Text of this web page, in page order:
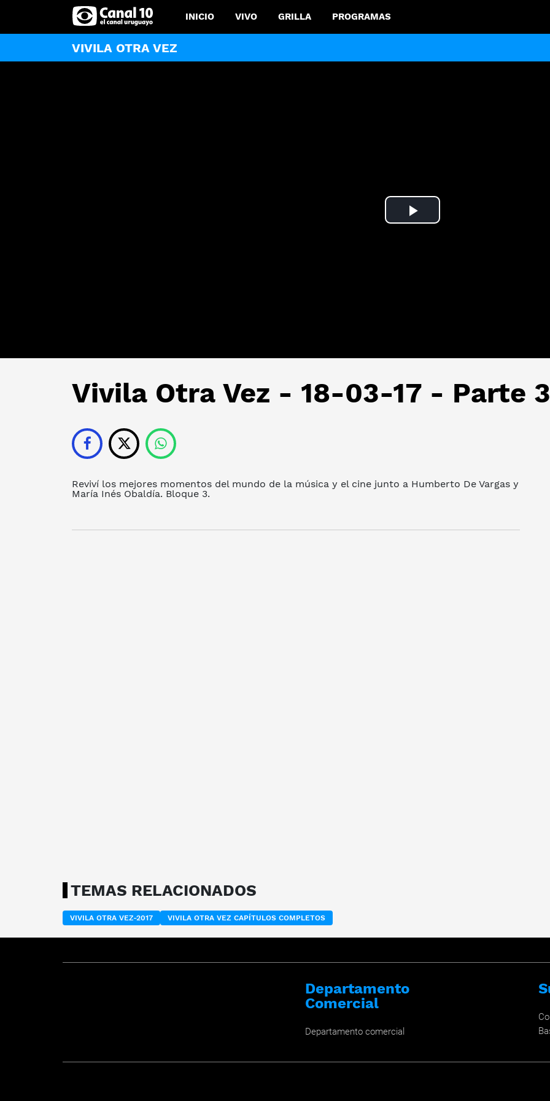
INICIO VIVO GRILLA PROGRAMAS
VIVILA OTRA VEZ
Play
Vivila Otra Vez - 18-03-17 - Parte 3
Reviví los mejores momentos del mundo de la música y el cine junto a Humberto De Vargas y
María Inés Obaldía. Bloque 3.
TEMAS RELACIONADOS
VIVILA OTRA VEZ-2017 VIVILA OTRA VEZ CAPÍTULOS COMPLETOS
Departamento
Comercial
Departamento comercial